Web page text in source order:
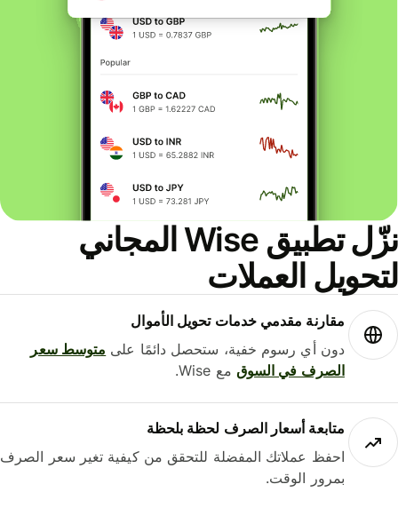
نزّل تطبيق Wise المجاني
العملات
مقارنة مقدمي خدمات تحويل الأموال
دون أي رسوم خفية، ستحصل دائمًا علىمتوسط ​​سعر
الصرف في السوقمع Wise.
متابعة أسعار الصرف لحظة بلحظة
احفظ عملاتك المفضلة للتحقق من كيفية تغير سعر الصرف
بمرور الوقت.